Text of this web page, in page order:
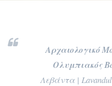
Αρχαιολογικό
Ολυμπιακός
Λεβάντα |